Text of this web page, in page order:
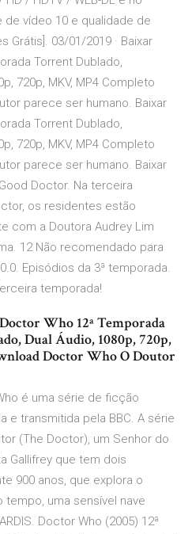
vídeo 10 e qualidade de
Grátis]. 03/01/2019 · Baixar
Torrent Dublado,
720p, MKV, MP4 Completo
parece ser humano. Baixar
Torrent Dublado,
720p, MKV, MP4 Completo
parece ser humano. Baixar
Doctor. Na terceira
os residentes estão
com a Doutora Audrey Lim
12 Não recomendado para
Episódios da 3ª temporada.
temporada!
Who 12ª Temporada
Dual Áudio, 1080p, 720p,
Doctor Who O Doutor
é uma série de ficção
e transmitida pela BBC. A série
(The Doctor), um Senhor do
Gallifrey que tem dois
900 anos, que explora o
tempo, uma sensível nave
Doctor Who (2005) 12ª